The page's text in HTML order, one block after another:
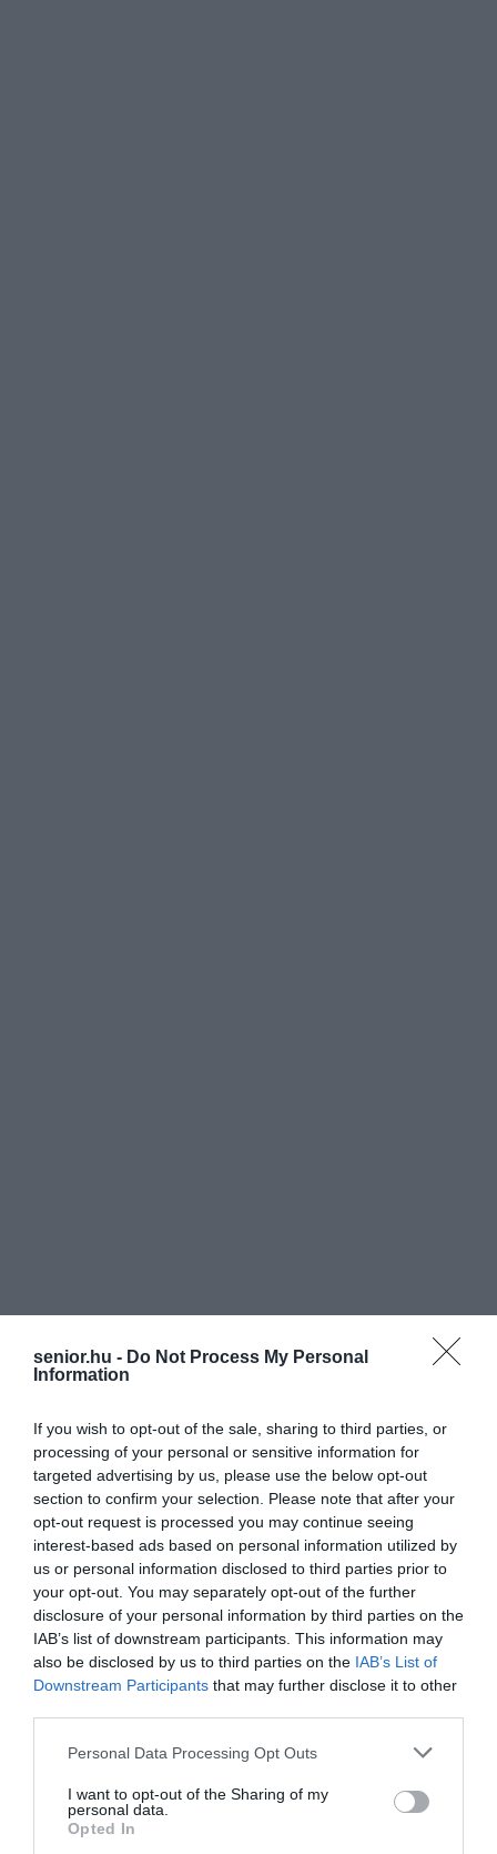
senior.hu - Do Not Process My Personal
Information
If you wish to opt-out of the sale, sharing to third parties, or
processing of your personal or sensitive information for
targeted advertising by us, please use the below opt-out
section to confirm your selection. Please note that after your
opt-out request is processed you may continue seeing
interest-based ads based on personal information utilized by
us or personal information disclosed to third parties prior to
your opt-out. You may separately opt-out of the further
disclosure of your personal information by third parties on the
IAB’s list of downstream participants. This information may
also be disclosed by us to third parties on the IAB’s List of
Downstream Participants that may further disclose it to other
Please note that this website/app uses one or more Google
not limited to your visit or usage behaviour. You may click to
grant or deny consent to Google and its third-party tags to
use your data for below specified purposes in below Google
Personal Data Processing Opt Outs
I want to opt-out of the Sharing of my
personal data.
Opted In